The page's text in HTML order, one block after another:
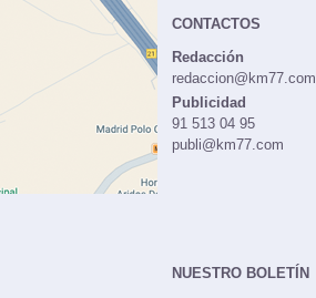
CONTACTOS
Redacción
redaccion@km77.com
Publicidad
91 513 04 95
publi@km77.com
NUESTRO BOLETÍN